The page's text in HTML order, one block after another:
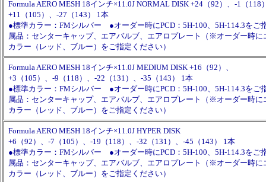
Formula AERO MESH 18インチ×11.0J NORMAL DISK +24（92）、-1（118
+11（105）、-27（143） 1本
●標準カラー：FMシルバー ●オーダー時にPCD：5H-100、5H-114.3を
属品：センターキャップ、エアバルブ、エアロプレート（※オーダー時に
カラー（レッド、ブルー）をご指定ください）
Formula AERO MESH 18インチ×11.0J MEDIUM DISK +16（92）、
+3（105）、-9（118）、-22（131）、-35（143） 1本
●標準カラー：FMシルバー ●オーダー時にPCD：5H-100、5H-114.3を
属品：センターキャップ、エアバルブ、エアロプレート（※オーダー時に
カラー（レッド、ブルー）をご指定ください）
Formula AERO MESH 18インチ×11.0J HYPER DISK
+6（92）、-7（105）、-19（118）、-32（131）、-45（143） 1本
●標準カラー：FMシルバー ●オーダー時にPCD：5H-100、5H-114.3を
属品：センターキャップ、エアバルブ、エアロプレート（※オーダー時に
カラー（レッド、ブルー）をご指定ください）